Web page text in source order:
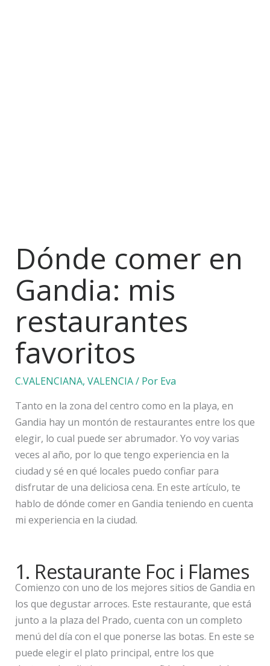
Dónde comer en
Gandia: mis
restaurantes
favoritos
C.VALENCIANA, VALENCIA/ Por Eva
Tanto en la zona del centro como en la playa, en
Gandia hay un montón de restaurantes entre los que
elegir, lo cual puede ser abrumador. Yo voy varias
veces al año, por lo que tengo experiencia en la
ciudad y sé en qué locales puedo confiar para
disfrutar de una deliciosa cena. En este artículo, te
hablo de dónde comer en Gandia teniendo en cuenta
mi experiencia en la ciudad.
1. Restaurante Foc i Flames
Comienzo con uno de los mejores sitios de Gandia en
los que degustar arroces. Este restaurante, que está
junto a la plaza del Prado, cuenta con un completo
menú del día con el que ponerse las botas. En este se
puede elegir el plato principal, entre los que